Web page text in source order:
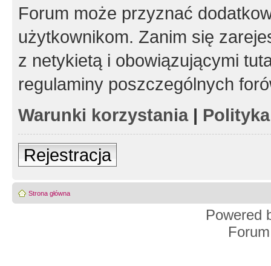
Forum może przyznać
użytkownikom. Zanim się
z netykietą i obowiązującymi
regulaminy poszczególnych
Warunki korzystania|
Rejestracja
Strona główna
Powered